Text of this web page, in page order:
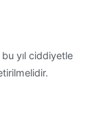
bu yıl ciddiyetle